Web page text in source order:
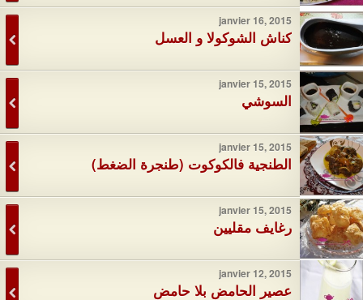
janvier 16, 2015
كناش الشوكولا و العسل
janvier 15, 2015
السوشي
janvier 15, 2015
الطنجية فالكوكوت (طنجرة الضغط)
janvier 15, 2015
رغايف مقليين
janvier 12, 2015
عصير الحامض بلا حامض